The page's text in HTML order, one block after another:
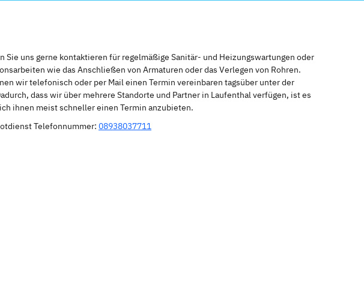
Sie uns gerne kontaktieren für regelmäßige Sanitär- und Heizungswartungen oder
wie das Anschließen von Armaturen oder das Verlegen von Rohren.
wir telefonisch oder per Mail einen Termin vereinbaren tagsüber unter der
dass wir über mehrere Standorte und Partner in Laufenthal verfügen, ist es
ihnen meist schneller einen Termin anzubieten.
Telefonnummer: 08938037711